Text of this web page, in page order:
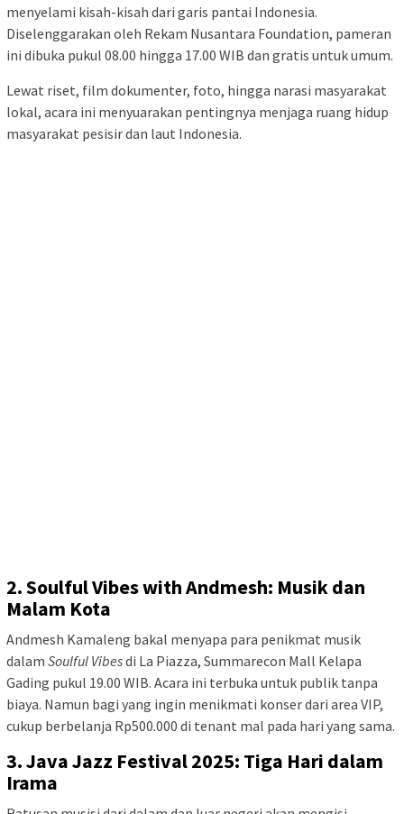
menyelami kisah-kisah dari garis pantai Indonesia.
Diselenggarakan oleh Rekam Nusantara Foundation, pameran
ini dibuka pukul 08.00 hingga 17.00 WIB dan gratis untuk umum.
Lewat riset, film dokumenter, foto, hingga narasi masyarakat
lokal, acara ini menyuarakan pentingnya menjaga ruang hidup
masyarakat pesisir dan laut Indonesia.
2. Soulful Vibes with Andmesh: Musik dan
Malam Kota
Andmesh Kamaleng bakal menyapa para penikmat musik
dalam Soulful Vibesdi La Piazza, Summarecon Mall Kelapa
Gading pukul 19.00 WIB. Acara ini terbuka untuk publik tanpa
biaya. Namun bagi yang ingin menikmati konser dari area VIP,
cukup berbelanja Rp500.000 di tenant mal pada hari yang sama.
3. Java Jazz Festival 2025: Tiga Hari dalam
Irama